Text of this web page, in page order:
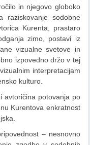
in njegovo globoko
raziskovanje sodobne
Kurenta, prastaro
zimo, postavi iz
vizualne svetove in
izpovedno držo v tej
interpretacijam
kulturo.
avtoričina potovanja po
Kurentova enkratnost
– nesnovno